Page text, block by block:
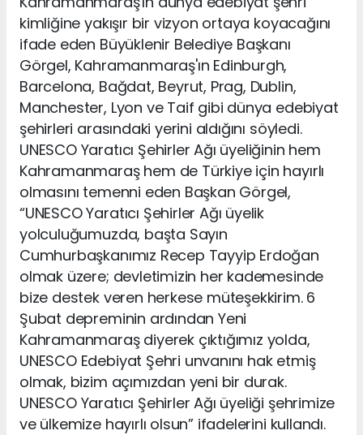
kimliğine yakışır bir vizyon ortaya koyacağını
ifade eden Büyüklenir Belediye Başkanı
Görgel, Kahramanmaraş'ın Edinburgh,
Barcelona, Bağdat, Beyrut, Prag, Dublin,
Manchester, Lyon ve Taif gibi dünya edebiyat
şehirleri arasındaki yerini aldığını söyledi.
UNESCO Yaratıcı Şehirler Ağı üyeliğinin hem
Kahramanmaraş hem de Türkiye için hayırlı
olmasını temenni eden Başkan Görgel,
“UNESCO Yaratıcı Şehirler Ağı üyelik
yolculuğumuzda, başta Sayın
Cumhurbaşkanımız Recep Tayyip Erdoğan
olmak üzere; devletimizin her kademesinde
bize destek veren herkese müteşekkirim. 6
Şubat depreminin ardından Yeni
Kahramanmaraş diyerek çıktığımız yolda,
UNESCO Edebiyat Şehri unvanını hak etmiş
olmak, bizim açımızdan yeni bir durak.
UNESCO Yaratıcı Şehirler Ağı üyeliği şehrimize
ve ülkemize hayırlı olsun” ifadelerini kullandı.